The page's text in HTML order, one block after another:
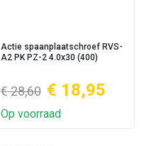
Actie spaanplaatschroef RVS-
A2 PK PZ-2 4.0x30 (400)
€ 28,60 € 18,95
Op voorraad